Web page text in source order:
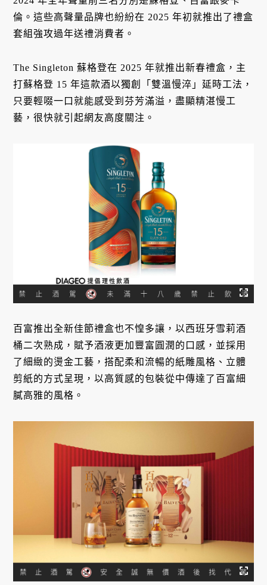
倫。這些高聲量品牌也紛紛在 2025 年初就推出了禮盒
套組強攻過年送禮消費者。
The Singleton 蘇格登在 2025 年就推出新春禮盒，主
打蘇格登 15 年這款酒以獨創「雙溫慢淬」延時工法，
只要輕啜一口就能感受到芬芳滿溢，盡顯精湛慢工
藝，很快就引起網友高度關注。
百富推出全新佳節禮盒也不惶多讓，以西班牙雪莉酒
桶二次熟成，賦予酒液更加豐富圓潤的口感，並採用
了細緻的燙金工藝，搭配柔和流暢的紙雕風格、立體
剪紙的方式呈現，以高質感的包裝從中傳達了百富細
膩高雅的風格。